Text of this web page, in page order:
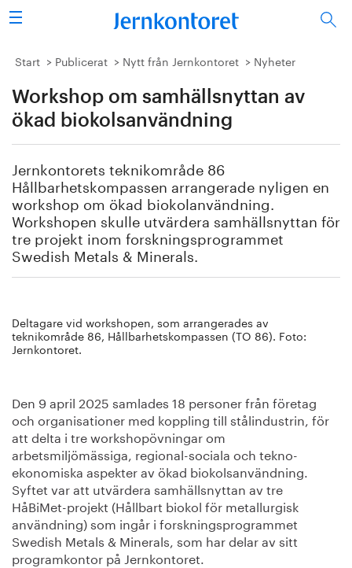
Sök
Stålindustrin
Vision 2050
Energi/miljö
Vi tycker
Publicerat
Om oss
Start Publicerat Nytt från Jernkontoret Nyheter
Workshop om samhällsnyttan av
ökad biokolsanvändning
Jernkontorets teknikområde 86
Hållbarhetskompassen arrangerade nyligen en
workshop om ökad biokolanvändning.
Workshopen skulle utvärdera samhällsnyttan för
tre projekt inom forskningsprogrammet
Swedish Metals & Minerals.
Deltagare vid workshopen, som arrangerades av
teknikområde 86, Hållbarhetskompassen (TO 86). Foto:
Jernkontoret.
Den 9 april 2025 samlades 18 personer från företag
och organisationer med koppling till stålindustrin, för
att delta i tre workshopövningar om
arbetsmiljömässiga, regional-sociala och tekno-
ekonomiska aspekter av ökad biokolsanvändning.
Syftet var att utvärdera samhällsnyttan av tre
HåBiMet-projekt (Hållbart biokol för metallurgisk
användning) som ingår i forskningsprogrammet
Swedish Metals & Minerals, som har delar av sitt
programkontor på Jernkontoret.